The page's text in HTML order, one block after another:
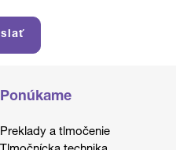
Ponúkame
Preklady a tlmočenie